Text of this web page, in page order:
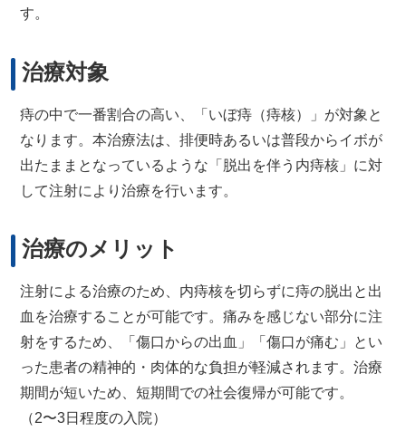
す。
治療対象
痔の中で一番割合の高い、「いぼ痔（痔核）」が対象と
なります。本治療法は、排便時あるいは普段からイボが
出たままとなっているような「脱出を伴う内痔核」に対
して注射により治療を行います。
治療のメリット
注射による治療のため、内痔核を切らずに痔の脱出と出
血を治療することが可能です。痛みを感じない部分に注
射をするため、「傷口からの出血」「傷口が痛む」とい
った患者の精神的・肉体的な負担が軽減されます。治療
期間が短いため、短期間での社会復帰が可能です。
（2〜3日程度の入院）